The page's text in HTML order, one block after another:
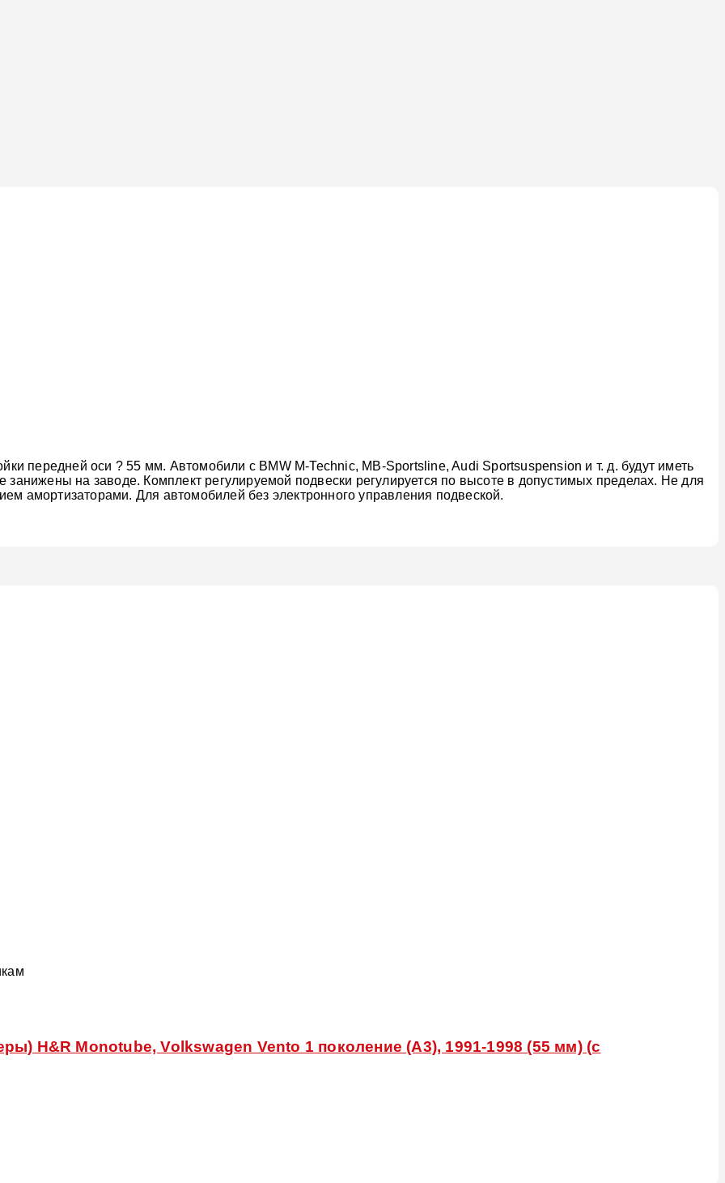
передней оси ? 55 мм. Автомобили с BMW M-Technic, MB-Sportsline, Audi Sportsuspension и т. д. будут иметь
на заводе. Комплект регулируемой подвески регулируется по высоте в допустимых пределах. Не для
амортизаторами. Для автомобилей без электронного управления подвеской.
H&R Monotube, Volkswagen Vento 1 поколение (A3), 1991-1998 (55 мм) (с